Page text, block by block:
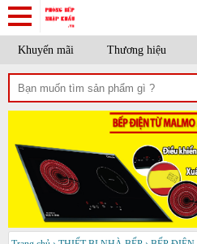
Khuyến mãi Thương hiệu